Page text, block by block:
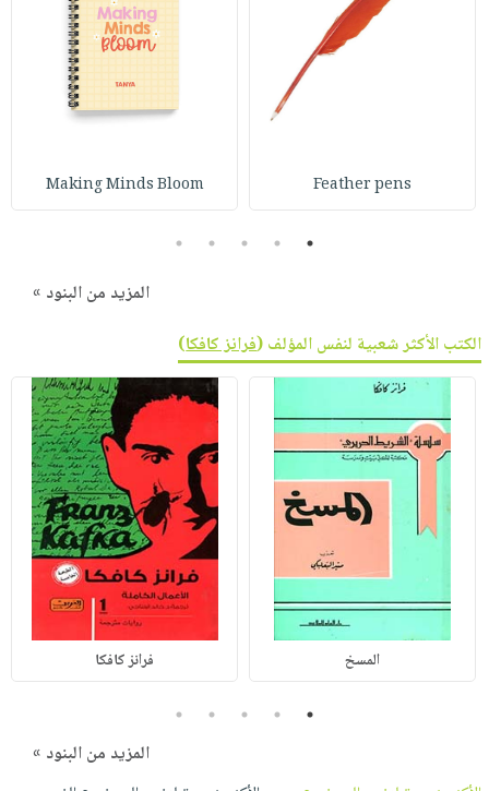
Feather pens
Making Minds Bloom
1
2
3
4
5
المزيد من البنود »
الكتب الأكثر شعبية لنفس المؤلف (فرانز كافكا)
المسخ فرانز كافكا
1
2
3
4
5
المزيد من البنود »